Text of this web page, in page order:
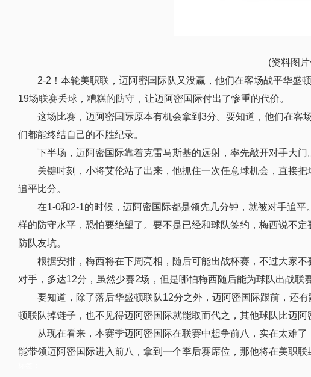
(资料图
2-2！本轮美职联，迈阿密国际队又没赢，他们在客场战平华盛
19场联赛丢球，糟糕的防守，让迈阿密国际付出了惨重的代价。
这场比赛，迈阿密国际原本有机会拿到3分。要知道，他们在
们都能终结自己的不胜纪录。
下半场，迈阿密国际靠着克雷马斯基的远射，率先敲开对手大门
关键时刻，小将艾伦站了出来，他抓住一次任意球机会，直接
追平比分。
在1-0和2-1的时候，迈阿密国际都是领先几分钟，就被对手追
样的防守水平，恐怕要绝望了。要不是已经和球队签约，梅西说不
防队友坑。
根据安排，梅西将在下周亮相，随后可能出战杯赛，不过大家
对手，多达12分，虽然少赛2场，但是哪怕梅西随后能为球队出战联
要知道，除了落后华盛顿联队12分之外，迈阿密国际跟前，还
顿联队掉链子，也不见得迈阿密国际就能取而代之，其他球队比迈阿
从现在看来，本赛季迈阿密国际在联赛中想争前八，实在太难
能带领迈阿密国际进入前八，拿到一个季后赛席位，那他将在美职联